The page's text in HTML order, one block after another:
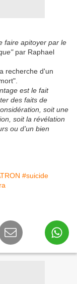
faire apitoyer par le
par Raphael
recherche d'un
est le fait
des faits de
soit une
soit la révélation
ou d’un bien
#suicide